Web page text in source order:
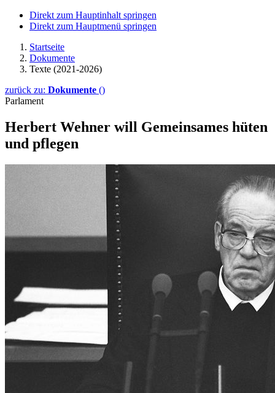
Direkt zum Hauptinhalt springen
Direkt zum Hauptmenü springen
Startseite
Dokumente
Texte (2021-2026)
zurück zu: Dokumente ()
Parlament
Herbert Wehner will Gemeinsames hüten
und pflegen